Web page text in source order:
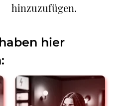
hinzuzufügen.
hier